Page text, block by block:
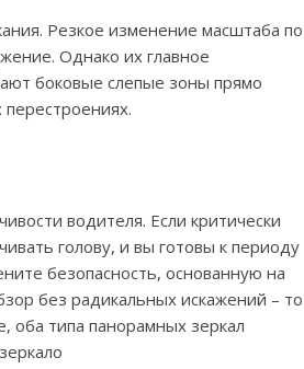
Резкое изменение масштаба по
Однако их главное
боковые слепые зоны прямо
водителя. Если критически
голову, и вы готовы к периоду
безопасность, основанную на
без радикальных искажений – то
типа панорамных зеркал